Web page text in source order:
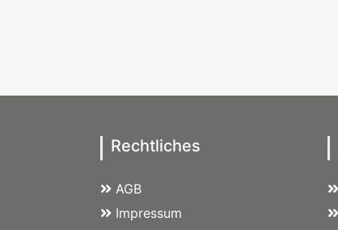
Rechtliches
AGB
Impressum